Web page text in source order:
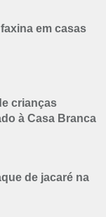
em casas
crianças
à Casa Branca
de jacaré na